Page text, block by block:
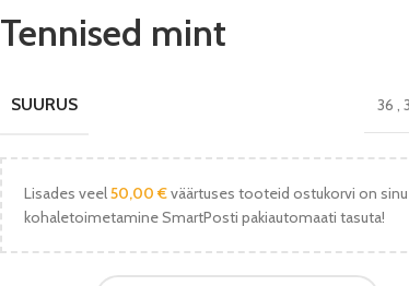
Tennised mint
SUURUS 36 ,
Lisades veel50,00 €väärtuses tooteid ostukorvi on
kohaletoimetamine SmartPosti pakiautomaati tasuta!